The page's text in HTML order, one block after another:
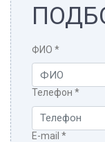
ФИО *
Телефон *
E-mail *